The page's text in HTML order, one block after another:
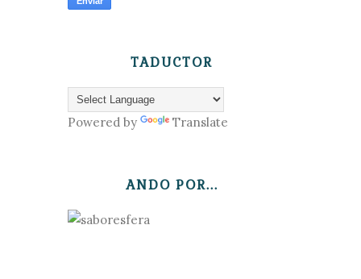
TADUCTOR
Powered by Translate
ANDO POR...